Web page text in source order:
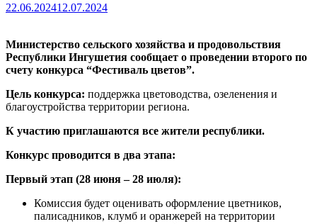
22.06.202412.07.2024
Министерство сельского хозяйства и продовольствия
Республики Ингушетия сообщает о проведении второго по
счету конкурса “Фестиваль цветов”.
Цель конкурса: поддержка цветоводства, озеленения и
благоустройства территории региона.
К участию приглашаются все жители республики.
Конкурс проводится в два этапа:
Первый этап (28 июня – 28 июля):
Комиссия будет оценивать оформление цветников,
палисадников, клумб и оранжерей на территории